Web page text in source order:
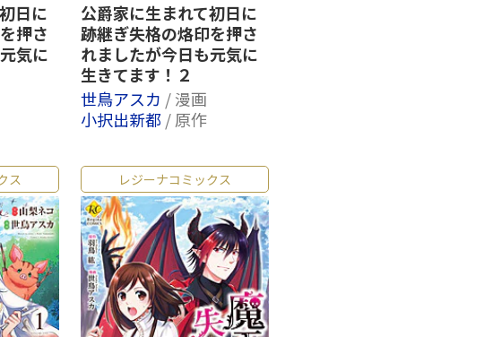
日に
押さ
気に
公爵家に生まれて初日に
跡継ぎ失格の烙印を押さ
れましたが今日も元気に
生きてます！２
世鳥アスカ / 漫画
小択出新都 / 原作
ス レジーナコミックス